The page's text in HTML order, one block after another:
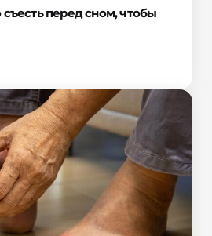
перед сном, чтобы